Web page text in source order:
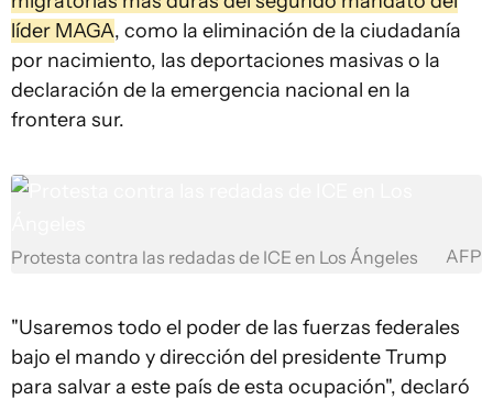
líder MAGA, como la eliminación de la ciudadanía
por nacimiento, las deportaciones masivas o la
declaración de la emergencia nacional en la
frontera sur.
Protesta contra las redadas de ICE en Los Ángeles AFP
"Usaremos todo el poder de las fuerzas federales
bajo el mando y dirección del presidente Trump
para salvar a este país de esta ocupación", declaró